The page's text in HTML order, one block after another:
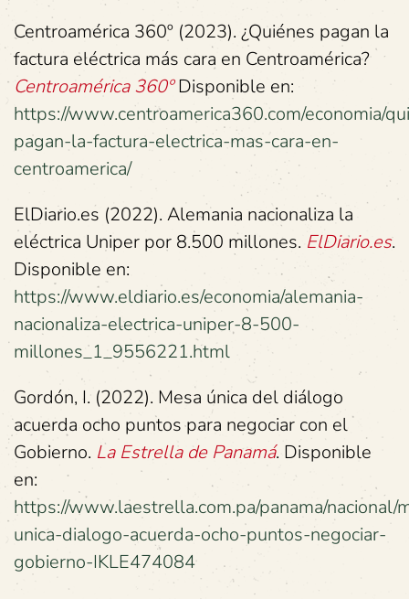
Centroamérica 360º (2023). ¿Quiénes pagan la
factura eléctrica más cara en Centroamérica?
Centroamérica 360ºDisponible en:
https://www.centroamerica360.com/economia/
pagan-la-factura-electrica-mas-cara-en-
centroamerica/
ElDiario.es (2022). Alemania nacionaliza la
eléctrica Uniper por 8.500 millones. ElDiario.es.
Disponible en:
https://www.eldiario.es/economia/alemania-
nacionaliza-electrica-uniper-8-500-
millones_1_9556221.html
Gordón, I. (2022). Mesa única del diálogo
acuerda ocho puntos para negociar con el
Gobierno. La Estrella de Panamá. Disponible
en:
https://www.laestrella.com.pa/panama/nacional/
unica-dialogo-acuerda-ocho-puntos-negociar-
gobierno-IKLE474084